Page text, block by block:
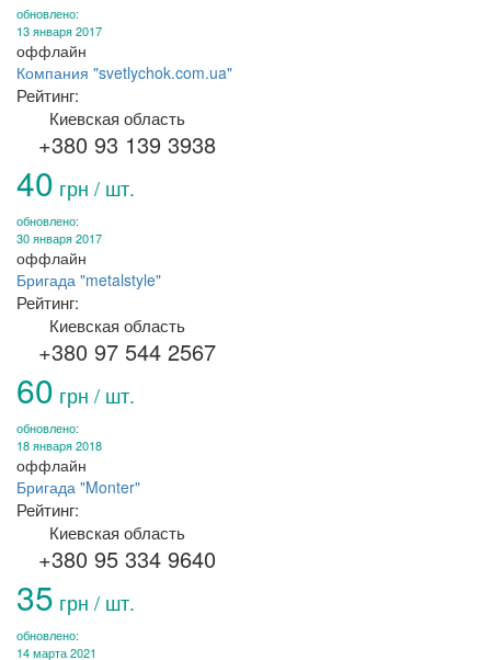
обновлено:
13 января 2017
оффлайн
Компания "svetlychok.com.ua"
Рейтинг:
Киевская область
+380 93 139 3938
40 грн / шт.
обновлено:
30 января 2017
оффлайн
Бригада "metalstyle"
Рейтинг:
Киевская область
+380 97 544 2567
60 грн / шт.
обновлено:
18 января 2018
оффлайн
Бригада "Monter"
Рейтинг:
Киевская область
+380 95 334 9640
35 грн / шт.
обновлено:
14 марта 2021